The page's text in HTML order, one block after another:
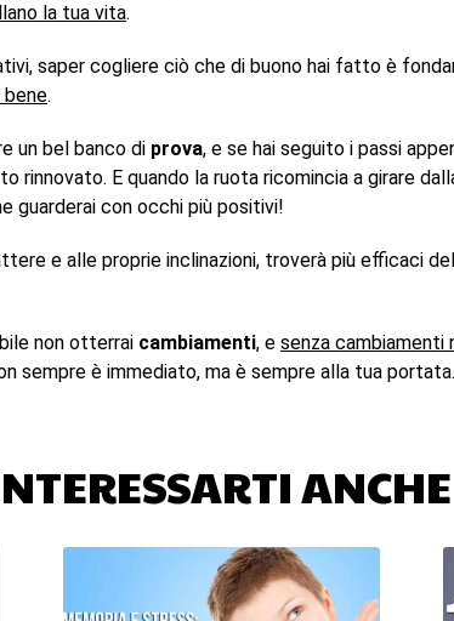
la tua vita.
saper cogliere ciò che di buono hai fatto è
bene.
un bel banco di prova, e se hai seguito i passi
rinnovato. E quando la ruota ricomincia a girare
guarderai con occhi più positivi!
e alle proprie inclinazioni, troverà più efficaci
non otterrai cambiamenti, e senza cambiamenti
sempre è immediato, ma è sempre alla tua portata.